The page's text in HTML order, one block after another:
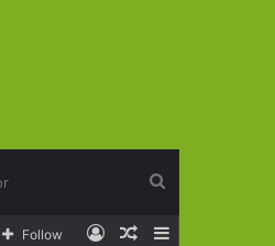
Random
Log
Follow